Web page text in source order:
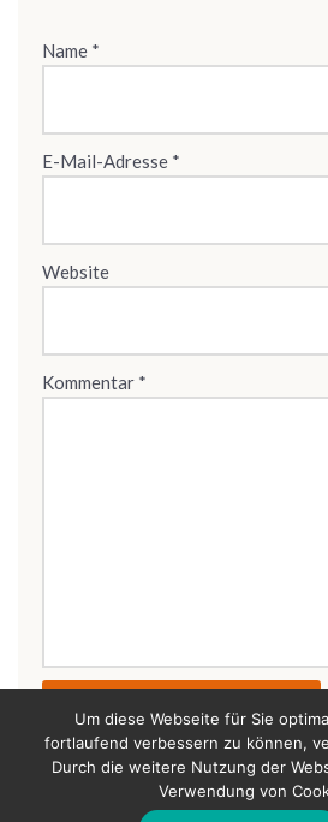
Name *
E-Mail-Adresse *
Website
Kommentar *
Bertold Raschkowski 2026
Um diese Webseite für Sie
fortlaufend verbessern zu können,
Durch die weitere Nutzung der
Verwendung von